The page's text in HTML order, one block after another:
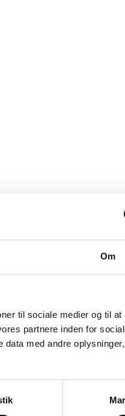
Om
til sociale medier og til at
partnere inden for
med andre